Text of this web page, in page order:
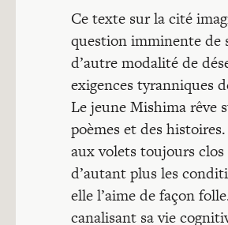
Ce texte sur la cité
question imminente de
d’autre modalité de
exigences tyranniques
Le jeune Mishima rêve
poèmes et des
aux volets toujours clos
d’autant plus les
elle l’aime de façon
canalisant sa vie